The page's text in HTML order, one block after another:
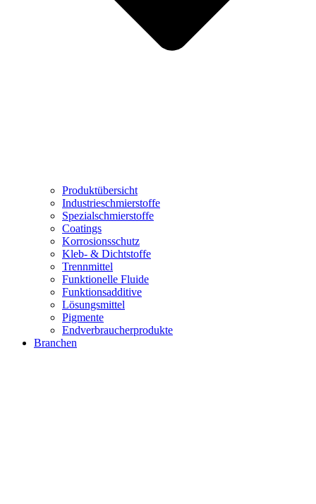
Produktübersicht
Industrieschmierstoffe
Spezialschmierstoffe
Coatings
Korrosionsschutz
Kleb- & Dichtstoffe
Trennmittel
Funktionelle Fluide
Funktionsadditive
Lösungsmittel
Pigmente
Endverbraucherprodukte
Branchen